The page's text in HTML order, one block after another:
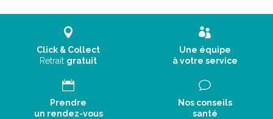
Click & Collect
Retrait gratuit
Une équipe
à votre service
Prendre
un rendez-vous
Nos conseils
santé